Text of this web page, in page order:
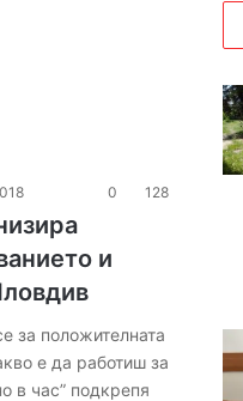
0 128
и
за положителната
е да работиш за
в час” подкрепя